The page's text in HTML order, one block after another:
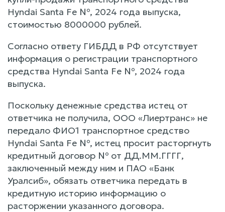
Hyndai Santa Fe №, 2024 года выпуска,
стоимостью 8000000 рублей.
Согласно ответу ГИБДД в РФ отсутствует
информация о регистрации транспортного
средства Hyndai Santa Fe №, 2024 года
выпуска.
Поскольку денежные средства истец от
ответчика не получила, ООО «Лиертранс» не
передало ФИО1 транспортное средство
Hyndai Santa Fe №, истец просит расторгнуть
кредитный договор № от ДД.ММ.ГГГГ,
заключенный между ним и ПАО «Банк
Уралсиб», обязать ответчика передать в
кредитную историю информацию о
расторжении указанного договора.